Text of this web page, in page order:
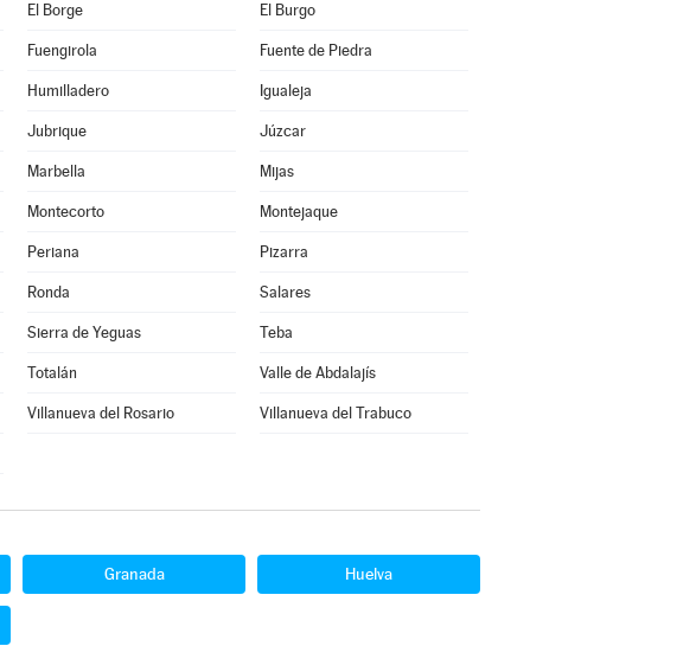
El Borge El Burgo
Fuengirola Fuente de Piedra
Humilladero Igualeja
Jubrique Júzcar
Marbella Mijas
Montecorto Montejaque
Periana Pizarra
Ronda Salares
Sierra de Yeguas Teba
Totalán Valle de Abdalajís
Villanueva del Rosario Villanueva del Trabuco
Granada Huelva